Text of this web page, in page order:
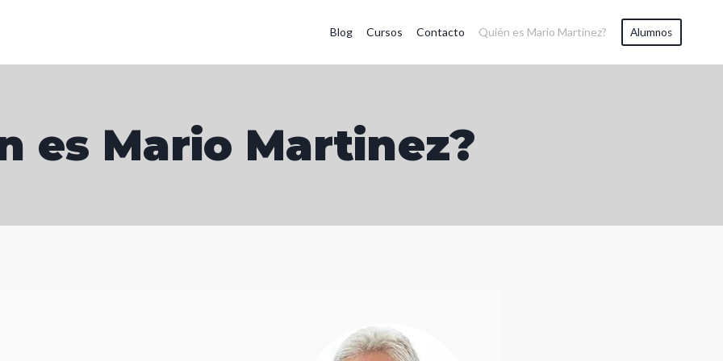
Blog Cursos Contacto Quién es Mario Martinez? Alumnos
es Mario Martinez?